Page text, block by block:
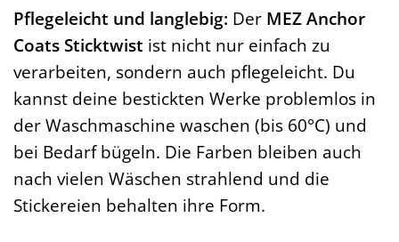
Pflegeleicht und langlebig: Der MEZ Anchor
Coats Sticktwist ist nicht nur einfach zu
verarbeiten, sondern auch pflegeleicht. Du
kannst deine bestickten Werke problemlos in
der Waschmaschine waschen (bis 60°C) und
bei Bedarf bügeln. Die Farben bleiben auch
nach vielen Wäschen strahlend und die
Stickereien behalten ihre Form.